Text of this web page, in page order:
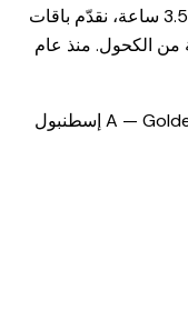
التركية والعشاء ومسار في البوسفور يمتد 3.5 ساعة، نقدّم باقات
من الكحول. منذ عام
مرخّص من TÜRSAB الفئة A — GoldenSunsetTour إسطنبول